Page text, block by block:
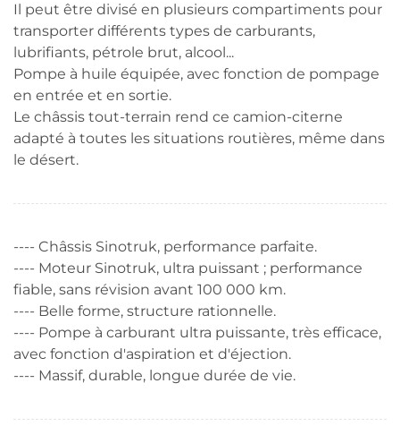
Il peut être divisé en plusieurs compartiments pour
transporter différents types de carburants,
lubrifiants, pétrole brut, alcool...
Pompe à huile équipée, avec fonction de pompage
en entrée et en sortie.
Le châssis tout-terrain rend ce camion-citerne
adapté à toutes les situations routières, même dans
le désert.
---- Châssis Sinotruk, performance parfaite.
---- Moteur Sinotruk, ultra puissant ; performance
fiable, sans révision avant 100 000 km.
---- Belle forme, structure rationnelle.
---- Pompe à carburant ultra puissante, très efficace,
avec fonction d'aspiration et d'éjection.
---- Massif, durable, longue durée de vie.